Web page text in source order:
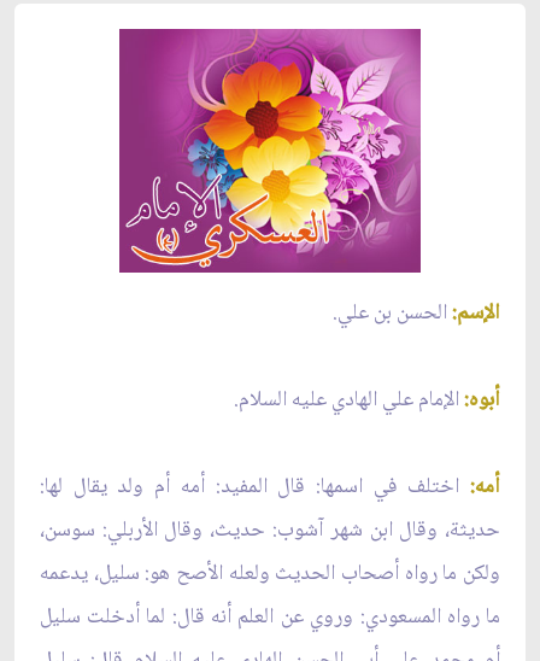
الإسم:الحسن بن علي.
أبوه:الإمام علي الهادي عليه السلام.
أمه: اختلف في اسمها: قال المفيد: أمه أم ولد يقال لها:
حديثة، وقال ابن شهر آشوب: حديث، وقال الأربلي: سوسن،
ولكن ما رواه أصحاب الحديث ولعله الأصح هو: سليل، يدعمه
ما رواه المسعودي: وروي عن العلم أنه قال: لما أدخلت سليل